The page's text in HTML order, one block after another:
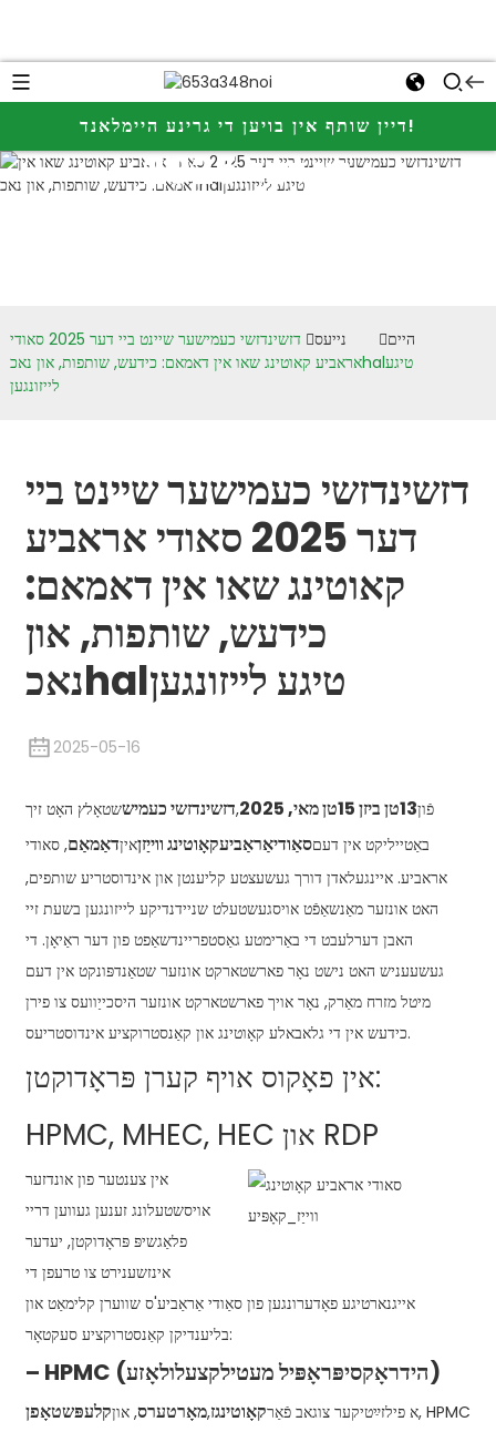
דיין שותף אין בויען די גרינע היימלאנד!
דזשינדזשי
כעמישער שיינט
ביי דער 2025
שותפות, און
היים נייעס
דזשינדזשי כעמישער שיינט ביי דער 2025 סאודי
אראביע קאוטינג שאו אין דאמאם: כידעש, שותפות, און נאכhalטיגע
לייזונגען
דזשינדזשי כעמישער שיינט ביי
דער 2025 סאודי אראביע
קאוטינג שאו אין דאמאם:
כידעש, שותפות, און
נאכhalטיגע לייזונגען
2025-05-16
פֿון13טן ביזן 15טן מאי, 2025 ,דזשינדזשי כעמיששטאָלץ האָט זיך
באַטייליקט אין דעםסאַודיאַראַביעקאָוטינג ווייַזןאיןדאַמאַם, סאודי
אראביע. איינגעלאדן דורך געשעצטע קליענטן און אינדוסטריע שותפים,
האט אונזער מאַנשאַפֿט אויסגעשטעלט שניידנדיקע לייזונגען בשעת זיי
האבן דערלעבט די באַרימטע גאַסטפריינדשאַפט פון דער ראַיאָן. די
געשעעניש האט נישט נאָר פארשטארקט אונזער שטאַנדפּונקט אין דעם
מיטל מזרח מאַרק, נאָר אויך פארשטארקט אונזער היסכייַוועס צו פירן
כידעש אין די גלאבאלע קאָוטינג און קאַנסטרוקציע אינדוסטריעס.
אין פאָקוס אויף קערן פּראָדוקטן:
HPMC, MHEC, HEC און RDP
אין צענטער פון אונדזער
אויסשטעלונג זענען געווען דריי
פלאַגשיפּ פּראָדוקטן, יעדער
אינזשענירט צו טרעפן די
אייגנארטיגע פאָדערונגען פון סאַודי אַראַביע'ס שווערן קלימאַט און
בליענדיקן קאַנסטרוקציע סעקטאָר:
– HPMC (הידראָקסיפּראָפּיל מעטילק צעלולאָזע)
א פילזײַטיקער צוגאב פֿאַרקאָוטינגז,מאָרטערס, אוןקלעפּשטאָפן
, HPMC